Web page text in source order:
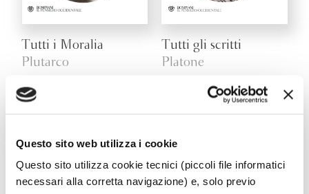
Questo sito web utilizza i cookie
Questo sito utilizza cookie tecnici (piccoli file informatici
necessari alla corretta navigazione) e, solo previo
Tutti i Moralia
Plutarco
Tutti gli scritti
Platone